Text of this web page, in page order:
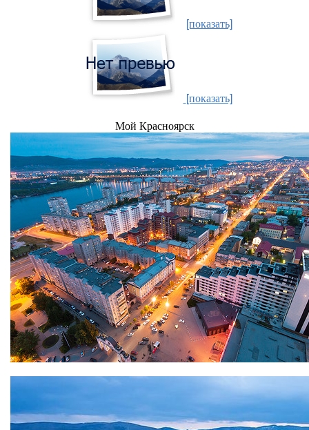
[показать]
[показать]
Мой Красноярск